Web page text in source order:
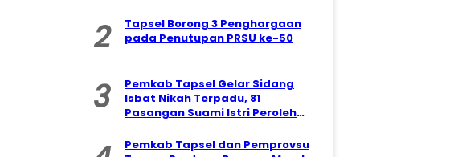
2
Tapsel Borong 3 Penghargaan
pada Penutupan PRSU ke-50
3
Pemkab Tapsel Gelar Sidang
Isbat Nikah Terpadu, 81
Pasangan Suami Istri Peroleh
Pemkab Tapsel dan Pemprovsu